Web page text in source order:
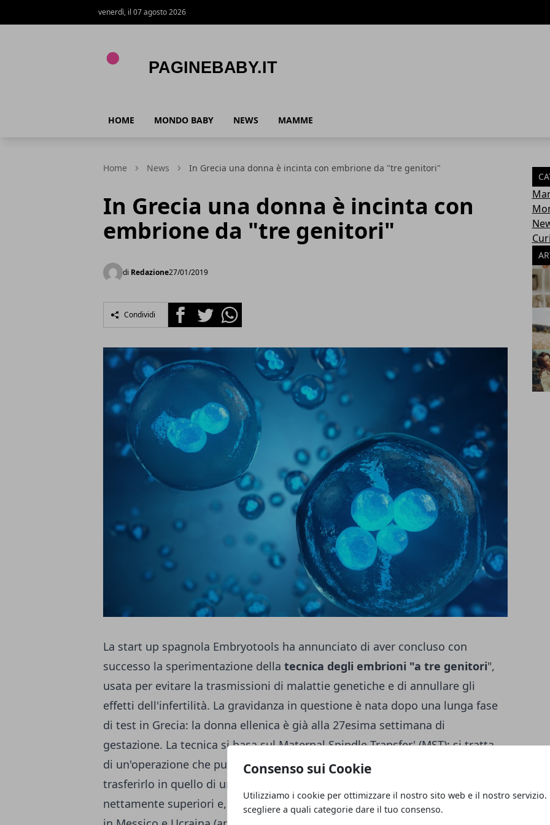
Consenso sui Cookie
Utilizziamo i cookie per ottimizzare il nostro sito web e il nostro servizio.
scegliere a quali categorie dare il tuo consenso.
venerdì, il 07 agosto 2026
HOME MONDO BABY NEWS MAMME
Home News In Grecia una donna è incinta con embrione da "tre genitori"
In Grecia una donna è incinta con
embrione da "tre genitori"
di Redazione27/01/2019
Condividi FacebookTwitterWhatsapp
La start up spagnola Embryotools ha annunciato di aver concluso con
successo la sperimentazione della tecnica degli embrioni "a tre genitori",
usata per evitare la trasmissioni di malattie genetiche e di annullare gli
effetti dell'infertilità. La gravidanza in questione è nata dopo una lunga fase
di test in Grecia: la donna ellenica è già alla 27esima settimana di
gestazione. La tecnica si basa sul Maternal Spindle Transfer' (MST): si tratta
di un'operazione che punta a estrarre ilnucleo dell'ovulo
trasferirlo in quello di una donatrice. Le possibilità di gravidanza sono
nettamente superiori e, soprattutto, come testimoniato anche in altri casi